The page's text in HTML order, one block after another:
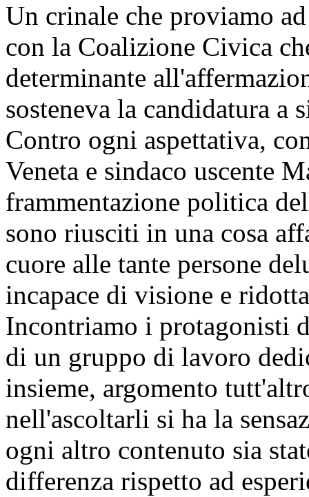
Un crinale che proviamo
con la Coalizione Civica
determinante
sosteneva la candidatura a
Contro ogni aspettativa,
Veneta e sindaco uscente
frammentazione politica
sono riusciti in una cosa
cuore alle tante persone
incapace di visione e
Incontriamo i protagonisti
di un gruppo di lavoro
insieme, argomento
nell'ascoltarli si ha la
ogni altro contenuto sia
differenza rispetto ad